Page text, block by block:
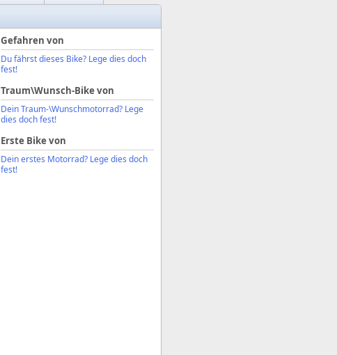
Gefahren von
Du fährst dieses Bike? Lege dies doch
fest!
Traum\Wunsch-Bike von
Dein Traum-\Wunschmotorrad? Lege
dies doch fest!
Erste Bike von
Dein erstes Motorrad? Lege dies doch
fest!